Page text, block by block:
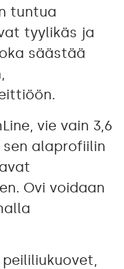
tuntua
tyylikäs ja
säästää
vie vain 3,6
alaprofiilin
Ovi voidaan